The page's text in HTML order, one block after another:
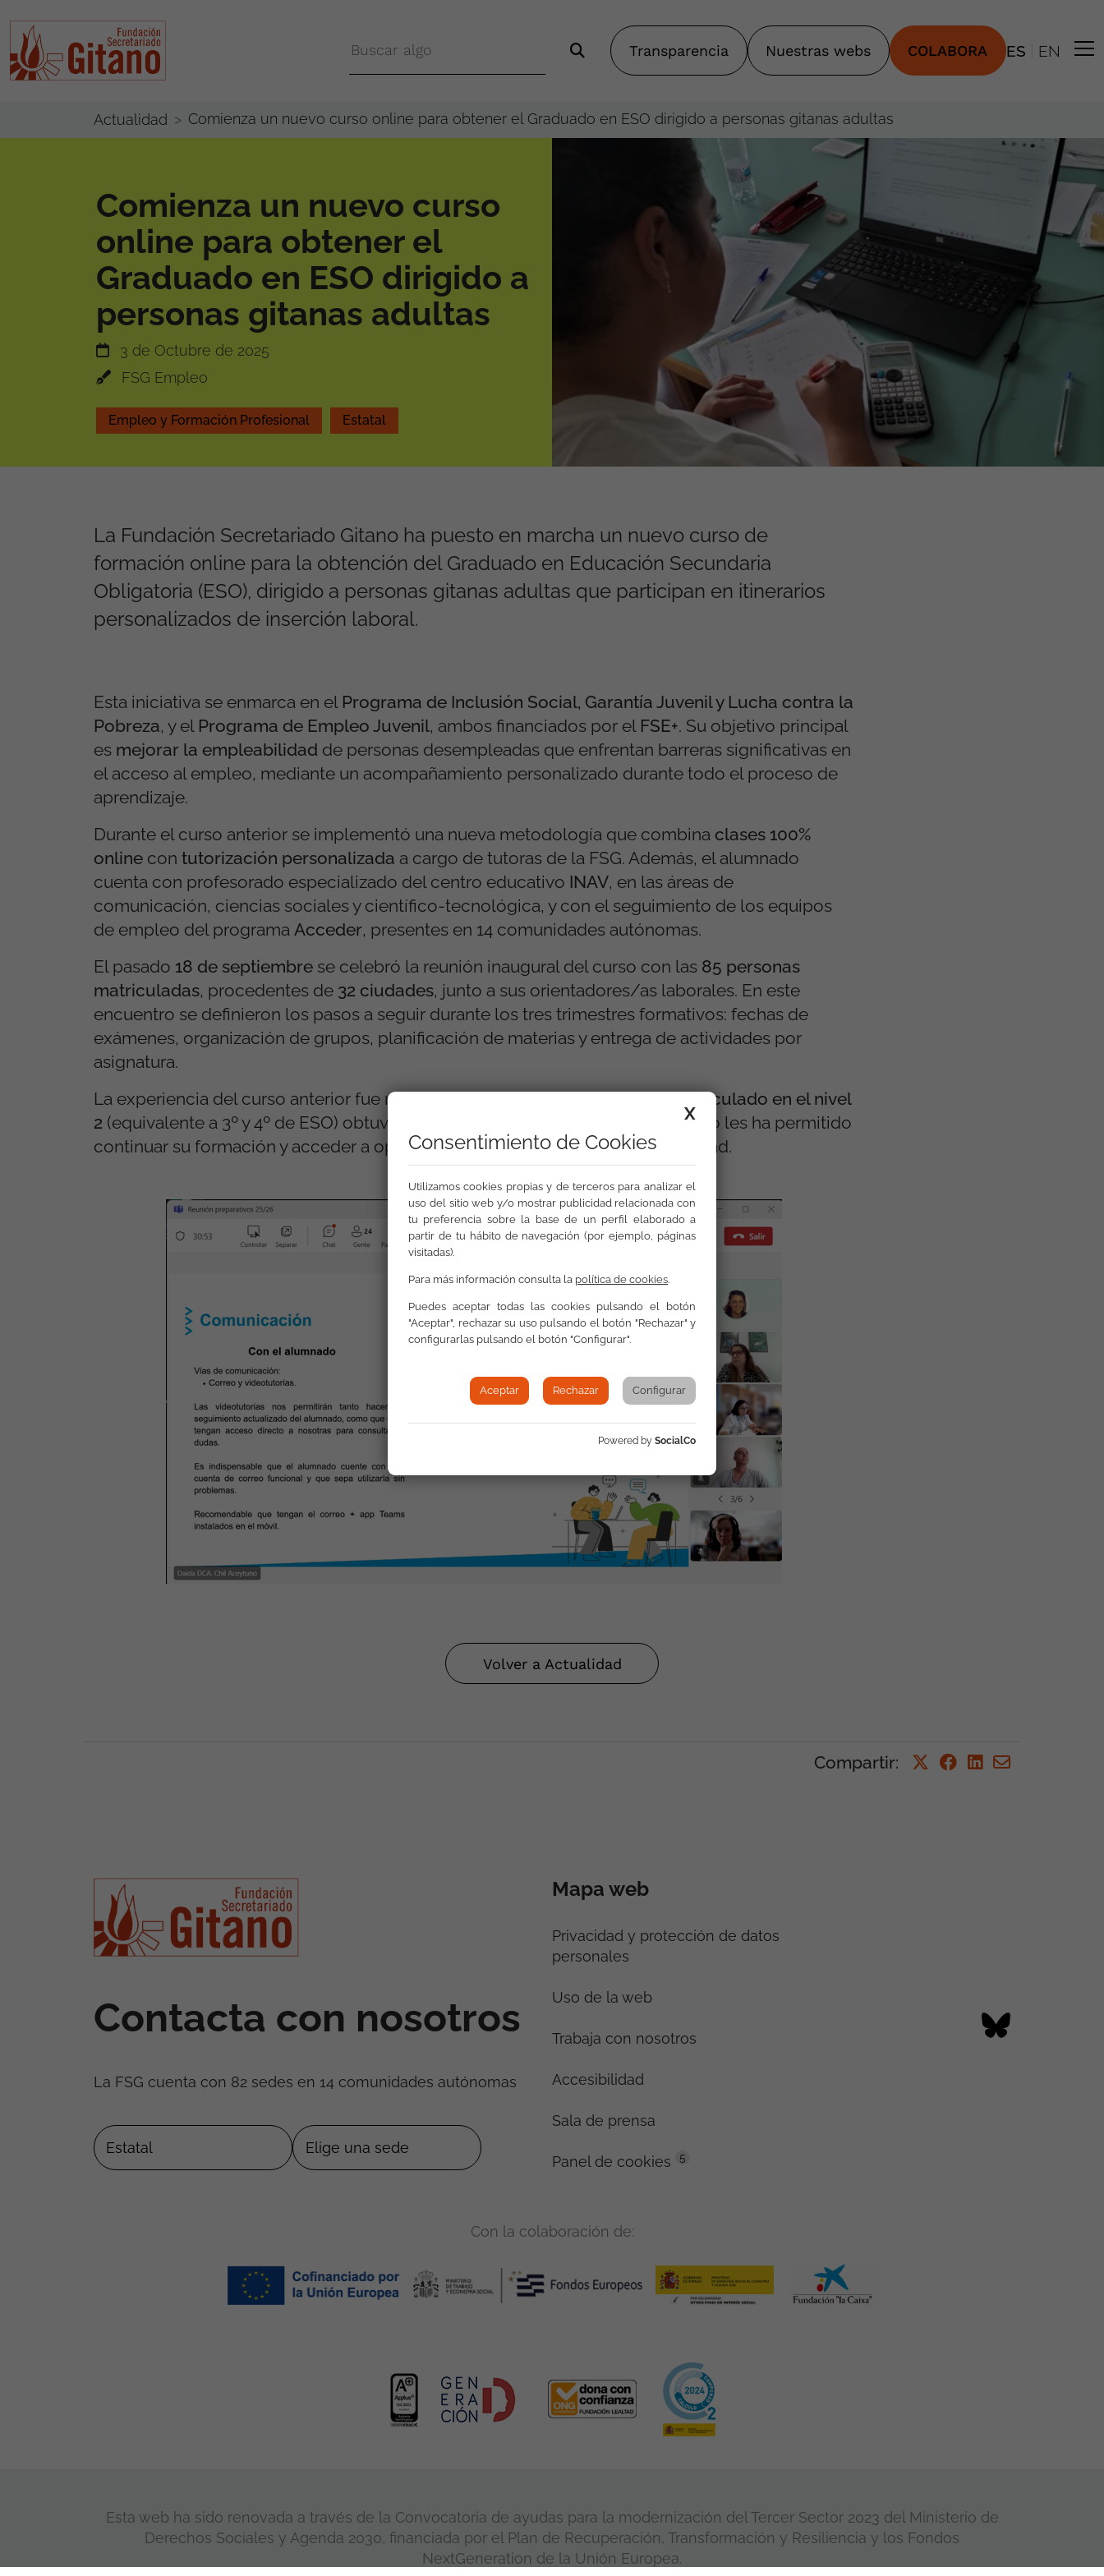
Transparencia Nuestras webs COLABORA ES EN
Actualidad Comienza un nuevo curso online para obtener el Graduado en ESO dirigido a personas gitanas adultas
Comienza un nuevo curso
online para obtener el
Graduado en ESO dirigido a
personas gitanas adultas
3 de Octubre de 2025
FSG Empleo
Empleo y Formación Profesional Estatal
La Fundación Secretariado Gitano ha puesto en marcha un nuevo curso de
formación online para la obtención del Graduado en Educación Secundaria
Obligatoria (ESO), dirigido a personas gitanas adultas que participan en itinerarios
personalizados de inserción laboral.
Esta iniciativa se enmarca en el Programa de Inclusión Social, Garantía Juvenil y Lucha contra la
Pobreza, y el Programa de Empleo Juvenil, ambos financiados por el FSE+. Su objetivo principal
es mejorar la empleabilidad de personas desempleadas que enfrentan barreras significativas en
el acceso al empleo, mediante un acompañamiento personalizado durante todo el proceso de
aprendizaje.
Durante el curso anterior se implementó una nueva metodología que combina clases 100%
online con tutorización personalizada a cargo de tutoras de la FSG. Además, el alumnado
cuenta con profesorado especializado del centro educativo INAV, en las áreas de
comunicación, ciencias sociales y científico-tecnológica, y con el seguimiento de los equipos
de empleo del programa Acceder, presentes en 14 comunidades autónomas.
El pasado 18 de septiembre se celebró la reunión inaugural del curso con las 85 personas
matriculadas, procedentes de 32 ciudades, junto a sus orientadores/as laborales. En este
encuentro se definieron los pasos a seguir durante los tres trimestres formativos: fechas de
exámenes, organización de grupos, planificación de materias y entrega de actividades por
asignatura.
La experiencia del curso anterior fue muy positiva: el100% del alumnado matriculado en el nivel
2 (equivalente a 3º y 4º de ESO) obtuvo el título de Graduado en ESO. Este logro les ha permitido
continuar su formación y acceder a oportunidades de empleo digno y de calidad.
Volver a Actualidad
Compartir:
Contacta con nosotros
La FSG cuenta con 82 sedes en 14 comunidades autónomas
Mapa web
Privacidad y protección de datos
personales
Uso de la web
Trabaja con nosotros
Accesibilidad
Sala de prensa
Panel de cookies 5
Con la colaboración de:
Esta web ha sido renovada a través de la Convocatoria de ayudas para la modernización del Tercer Sector 2023 del Ministerio de
Derechos Sociales y Agenda 2030, financiada por el Plan de Recuperación, Transformación y Resiliencia y los Fondos
NextGeneration de la Unión Europea.
X
Consentimiento de Cookies
Utilizamos cookies propias y de terceros para analizar el
uso del sitio web y/o mostrar publicidad relacionada con
tu preferencia sobre la base de un perfil elaborado a
partir de tu hábito de navegación (por ejemplo, páginas
visitadas).
Para más información consulta la política de cookies.
Puedes aceptar todas las cookies pulsando el botón
"Aceptar", rechazar su uso pulsando el botón "Rechazar" y
configurarlas pulsando el botón "Configurar".
Aceptar Rechazar Configurar
Powered by SocialCo